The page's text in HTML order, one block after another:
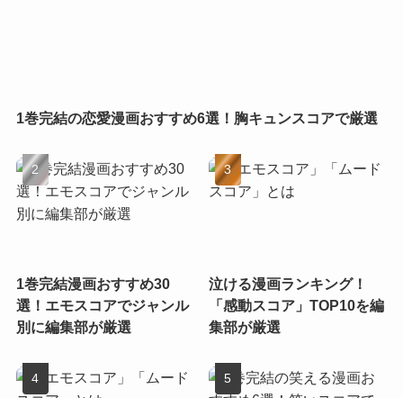
1巻完結の恋愛漫画おすすめ6選！胸キュンスコアで厳選
1巻完結漫画おすすめ30
選！エモスコアでジャンル
別に編集部が厳選
泣ける漫画ランキング！
「感動スコア」TOP10を編
集部が厳選